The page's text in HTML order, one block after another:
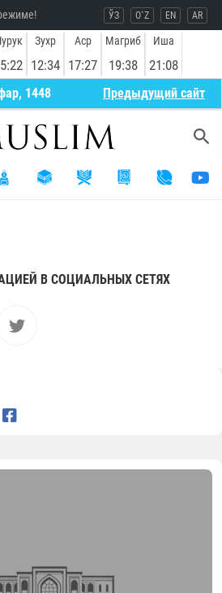
ЎЗ O`Z EN AR
Зухр
12:34
Аср
17:27
Магриб
19:38
Иша
21:08
1448 Предыдущий сайт
В СОЦИАЛЬНЫХ СЕТЯХ